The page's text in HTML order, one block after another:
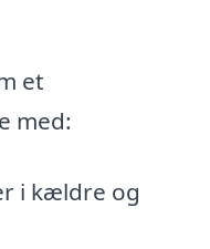
et
med:
i kældre og